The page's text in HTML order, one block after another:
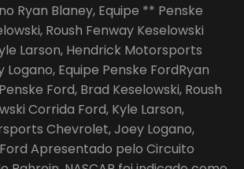
Ryan Blaney, Equipe ** Penske
Roush Fenway Keselowski
Larson, Hendrick Motorsports
Equipe Penske FordRyan
Ford, Brad Keselowski, Roush
Corrida Ford, Kyle Larson,
Chevrolet, Joey Logano,
Apresentado pelo Circuito